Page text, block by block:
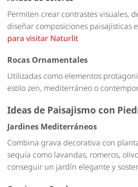
Permiten crear contrastes visuales,
diseñar composiciones paisajísticas
para visitar Naturlit
Rocas Ornamentales
Utilizadas como elementos
estilo zen, mediterráneo o
Ideas de Paisajismo con
Jardines Mediterráneos
Combina grava decorativa con
sequía como lavandas, romeros,
conseguir un jardín elegante y